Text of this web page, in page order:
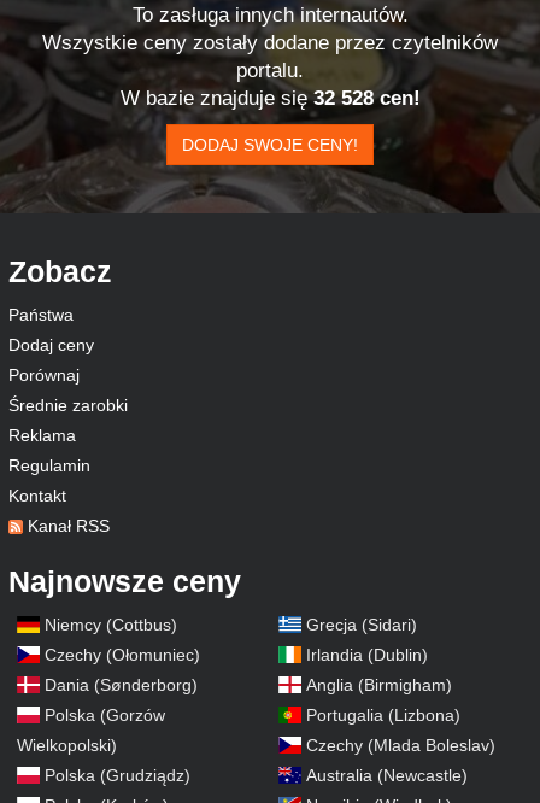
To zasługa innych internautów.
Wszystkie ceny zostały dodane przez czytelników
portalu.
W bazie znajduje się32 528 cen!
DODAJ SWOJE CENY!
Zobacz
Państwa
Dodaj ceny
Porównaj
Średnie zarobki
Reklama
Regulamin
Kontakt
Kanał RSS
Najnowsze ceny
Niemcy (Cottbus)
Czechy (Ołomuniec)
Dania (Sønderborg)
Polska (Gorzów
Wielkopolski)
Polska (Grudziądz)
Grecja (Sidari)
Irlandia (Dublin)
Anglia (Birmigham)
Portugalia (Lizbona)
Czechy (Mlada Boleslav)
Australia (Newcastle)